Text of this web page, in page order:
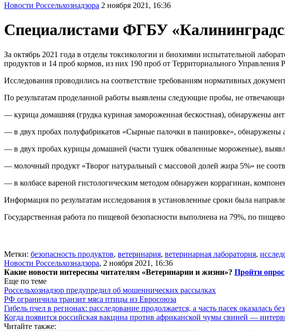
Новости Россельхознадзора 2 ноября 2021, 16:36
Специалистами ФГБУ
За октябрь 2021 года в отделы токсикологии и биохимии испытательной
продуктов и 14 проб кормов, из них 190 проб от Территориального Управления
Исследования проводились на соответствие требованиям нормативных
По результатам проделанной работы выявлены следующие пробы, не
— курица домашняя (грудка куриная замороженная бескостная), обнаружены
— в двух пробах полуфабрикатов «Сырные палочки в панировке», обнаружены
— в двух пробах курицы домашней (части тушек обваленные мороженые),
— молочный продукт «Творог натуральный с массовой долей жира 5%» не
— в колбасе вареной гистологическим методом обнаружен коррагинан,
Информация по результатам исследования в установленные сроки была
Государственная работа по пищевой безопасности выполнена на 79%, по
Метки: безопасность продуктов, ветеринария, ветеринарная лаборатория,
Новости Россельхознадзора, 2 ноября 2021, 16:36
Какие новости интересны читателям «Ветеринарии и жизни»? Пройти опрос
Еще по теме
Россельхознадзор предупредил об мошеннических рассылках
РФ ограничила транзит мяса птицы из Евросоюза
Гибель пчел в регионах: расследование продолжается, а часть пасек оказалась
Когда появится российская вакцина против африканской чумы свиней —
Читайте также: